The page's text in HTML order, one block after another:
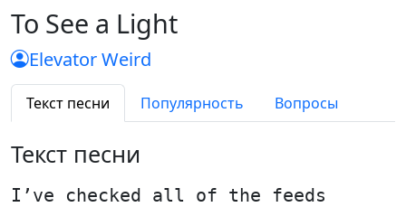
To See a Light
Elevator Weird
Текст песни Популярность Вопросы
Текст песни
I’ve checked all of the feeds